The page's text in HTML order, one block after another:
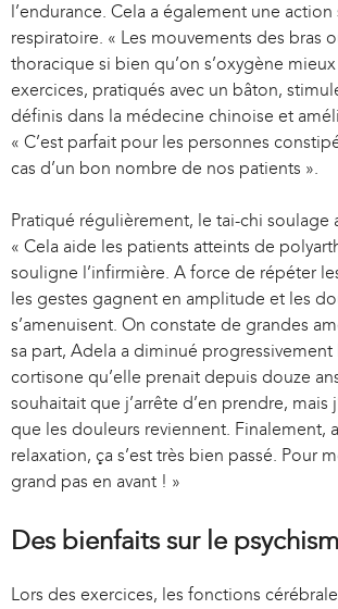
l’endurance. Cela a également une action
respiratoire. « Les mouvements des bras
thoracique si bien qu’on s’oxygène mieux
exercices, pratiqués avec un bâton,
définis dans la médecine chinoise et
« C’est parfait pour les personnes
cas d’un bon nombre de nos patients ».
Pratiqué régulièrement, le tai-chi soulage
« Cela aide les patients atteints de
souligne l’infirmière. A force de répéter
les gestes gagnent en amplitude et les
s’amenuisent. On constate de grandes
sa part, Adela a diminué progressivement
cortisone qu’elle prenait depuis douze
souhaitait que j’arrête d’en prendre, mais
que les douleurs reviennent. Finalement,
relaxation, ça s’est très bien passé. Pour
grand pas en avant ! »
Des bienfaits sur le
Lors des exercices, les fonctions